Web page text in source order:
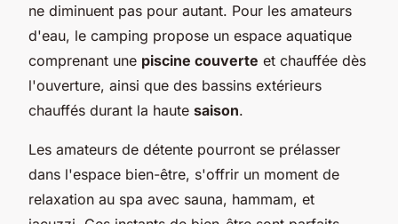
ne diminuent pas pour autant. Pour les amateurs
d'eau, le camping propose un espace aquatique
comprenant une piscine couverte et chauffée dès
l'ouverture, ainsi que des bassins extérieurs
chauffés durant la haute saison.
Les amateurs de détente pourront se prélasser
dans l'espace bien-être, s'offrir un moment de
relaxation au spa avec sauna, hammam, et